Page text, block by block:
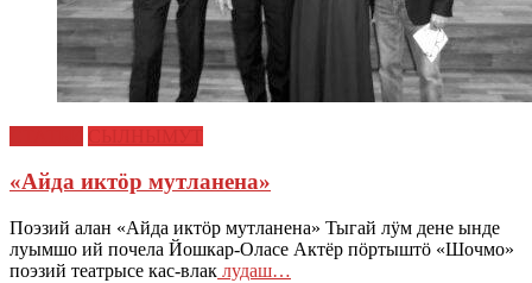
«Айда иктӧр мутланена»
Поэзий алан «Айда иктӧр мутланена» Тыгай лӱм дене ынде
луымшо ий почела Йошкар-Оласе Актёр пӧртыштӧ «Шочмо»
поэзий театрысе кас-влак лудаш…